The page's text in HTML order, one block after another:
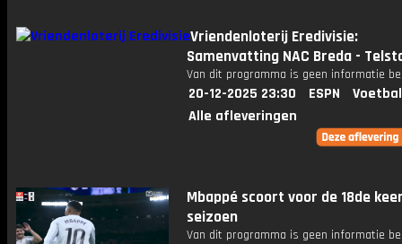
Vriendenloterij Eredivisie:
Samenvatting NAC Breda -
Van dit programma is geen informatie
20-12-2025 23:30 ESPN
Alle afleveringen
Mbappé scoort voor de 18de
seizoen
Van dit programma is geen informatie